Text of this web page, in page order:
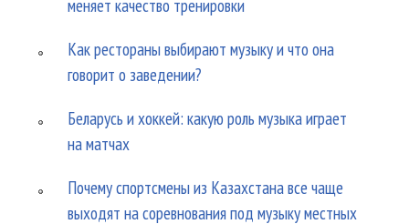
меняет качество тренировки
Как рестораны выбирают музыку и что она
говорит о заведении?
Беларусь и хоккей: какую роль музыка играет
на матчах
Почему спортсмены из Казахстана все чаще
выходят на соревнования под музыку местных